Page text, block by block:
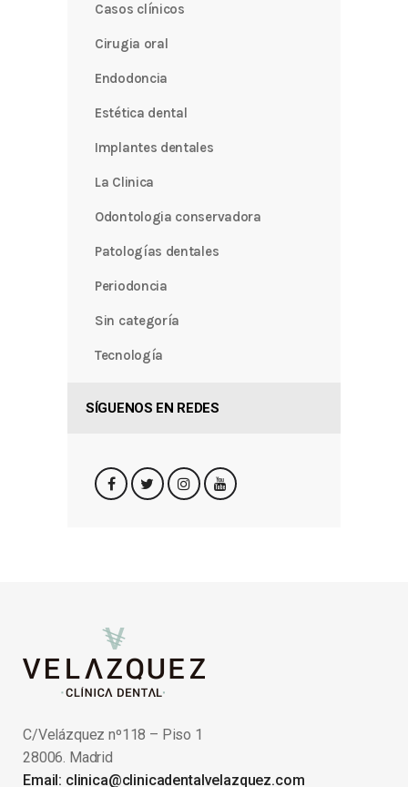
Casos clínicos
Cirugia oral
Endodoncia
Estética dental
Implantes dentales
La Clinica
Odontologia conservadora
Patologías dentales
Periodoncia
Sin categoría
Tecnología
SÍGUENOS EN REDES
C/Velázquez nº118 – Piso 1
28006. Madrid
Email: clinica@clinicadentalvelazquez.com